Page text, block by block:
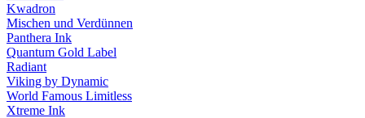
Kwadron
Mischen und Verdünnen
Panthera Ink
Quantum Gold Label
Radiant
Viking by Dynamic
World Famous Limitless
Xtreme Ink